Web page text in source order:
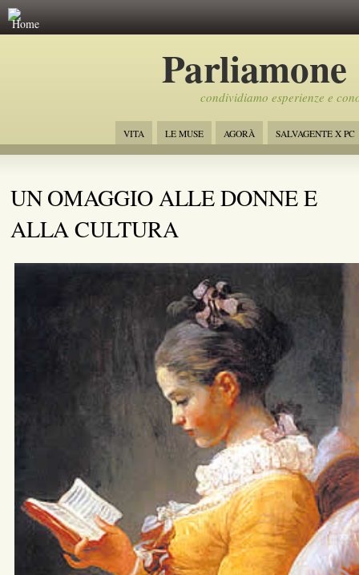
Home
Parliamone
condividiamo esperienze e
VITA LE MUSE AGORÀ SALVAGENTE X PC
UN OMAGGIO ALLE DONNE E
ALLA CULTURA